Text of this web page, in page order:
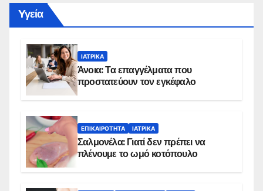
Yγεία
ΙΑΤΡΙΚΆ
Άνοια: Τα επαγγέλματα που
προστατεύουν τον εγκέφαλο
ΕΠΙΚΑΙΡΌΤΗΤΑ ΙΑΤΡΙΚΆ
Σαλμονέλα: Γιατί δεν πρέπει να
πλένουμε το ωμό κοτόπουλο